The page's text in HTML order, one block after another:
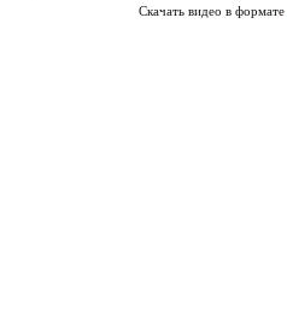
Скачать видео в формате